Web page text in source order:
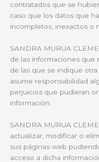
contratados que se
caso que los datos que
incompletos, inexactos o
SANDRA MURUA
de las informaciones que
de las que se indique
asume responsabilidad
perjuicios que pudieran
información.
SANDRA MURUA
actualizar, modificar o
sus páginas web
acceso a dicha